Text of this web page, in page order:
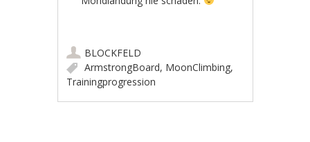
BLOCKFELD
ArmstrongBoard, MoonClimbing,
Trainingprogression